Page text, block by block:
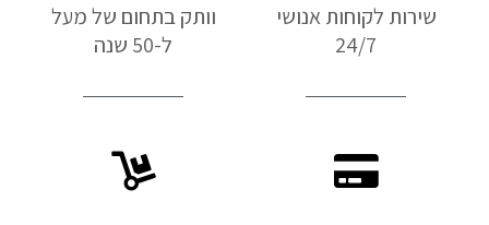
שירות לקוחות אנושי
24/7
וותק בתחום של מעל
ל-50 שנה